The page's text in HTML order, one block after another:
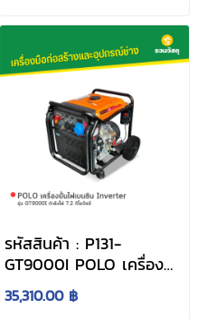
น้ำ
รหัสสินค้า : P131-
GT9000I POLO เครื่อง
ปั่นไฟเบนซิน Inverter รุ่น
GT9000I กำลังไฟ 7.2
35,310.00 ฿